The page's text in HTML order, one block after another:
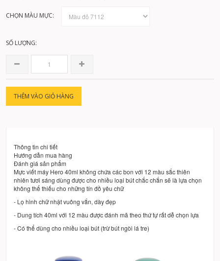
CHỌN MÀU MỰC:
SỐ LƯỢNG:
THÊM VÀO GIỎ HÀNG
Thông tin chi tiết
Hướng dẫn mua hàng
Đánh giá sản phẩm
Mực viết máy Hero 40ml không chứa các bon với 12 màu sắc thiên
nhiên tươi sáng dùng được cho nhiều loại bút chắc chắn sẽ là lựa chọn
không thể thiếu cho những tín đồ yêu chữ
- Lọ hình chữ nhật vuông vắn, dày đẹp
- Dung tích 40ml với 12 màu được đánh mã theo thứ tự rất dễ chọn lựa
- Có thể dùng cho nhiều loại bút (trừ bút ngòi lá tre)